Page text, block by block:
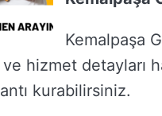
Kemalpaşa
hizmet detayları
kurabilirsiniz.